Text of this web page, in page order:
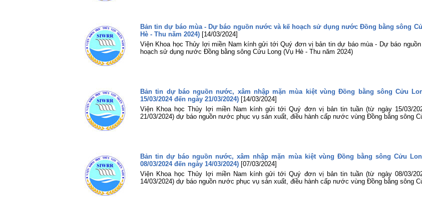
Bản tin dự báo mùa - Dự báo nguồn nước và kế hoạch sử dụng nước Đồng bằng sông
Hè - Thu năm 2024) [14/03/2024]
Viện Khoa học Thủy lợi miền Nam kính gửi tới Quý đơn vị bản tin dự báo mùa - Dự báo
hoạch sử dụng nước Đồng bằng sông Cửu Long (Vụ Hè - Thu năm 2024)
Bản tin dự báo nguồn nước, xâm nhập mặn mùa kiệt vùng Đồng bằng sông Cửu
15/03/2024 đến ngày 21/03/2024) [14/03/2024]
Viện Khoa học Thủy lợi miền Nam kính gửi tới Quý đơn vị bản tin tuần (từ ngày 15/03/
21/03/2024) dự báo nguồn nước phục vụ sản xuất, điều hành cấp nước vùng Đồng bằng sông
Bản tin dự báo nguồn nước, xâm nhập mặn mùa kiệt vùng Đồng bằng sông Cửu
08/03/2024 đến ngày 14/03/2024) [07/03/2024]
Viện Khoa học Thủy lợi miền Nam kính gửi tới Quý đơn vị bản tin tuần (từ ngày 08/03/
14/03/2024) dự báo nguồn nước phục vụ sản xuất, điều hành cấp nước vùng Đồng bằng sông